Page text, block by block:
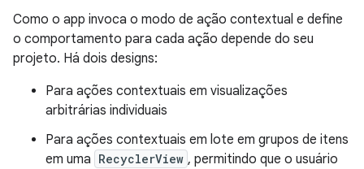
Como o app invoca o modo de ação contextual e define
o comportamento para cada ação depende do seu
projeto. Há dois designs:
Para ações contextuais em visualizações
arbitrárias individuais
Para ações contextuais em lote em grupos de itens
em uma RecyclerView , permitindo que o usuário